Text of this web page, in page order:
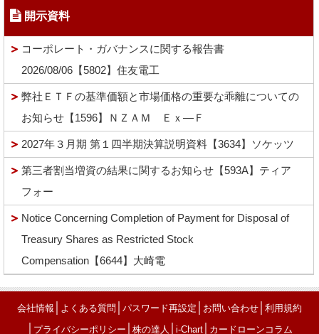
開示資料
コーポレート・ガバナンスに関する報告書
2026/08/06【5802】住友電工
弊社ＥＴＦの基準価額と市場価格の重要な乖離についての
お知らせ【1596】ＮＺＡＭ Ｅｘ―Ｆ
2027年３月期 第１四半期決算説明資料【3634】ソケッツ
第三者割当増資の結果に関するお知らせ【593A】ティア
フォー
Notice Concerning Completion of Payment for Disposal of
Treasury Shares as Restricted Stock
Compensation【6644】大崎電
会社情報 よくある質問 パスワード再設定 お問い合わせ 利用規約
プライバシーポリシー 株の達人 i-Chart│ カードローンコラム